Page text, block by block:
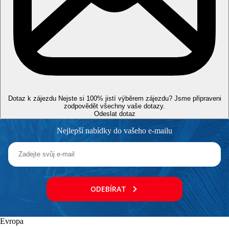
bungalows,5.html
Wellness
Za poplatek:
Thalasso centrum Bio Azur (společné pro
hotely Bel Azu, Sol Azur a Royal Azur), fitness, různé
druhy masáží a zkrášlujících procedur.
Internet
Oficiální kategorie
4 hvězdičky
Rozsah a kvalita výše uvedených služeb a aktivit může být
ovlivněna zavedením případných hygienických či
Vzdálenosti
Vzdálenost k pláži
Dotaz k zájezdu Nejste si 100% jistí výběrem zájezdu? Jsme připraveni
zodpovědět všechny vaše dotazy.
Odeslat dotaz
Nejlepší nabídky do vašeho e-mailu
ODEBÍRAT
Evropa